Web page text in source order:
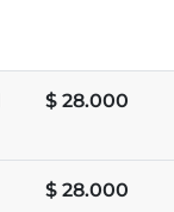
$ 28.000
$ 28.000